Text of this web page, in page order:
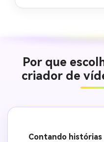
Por que
criador de
Contando